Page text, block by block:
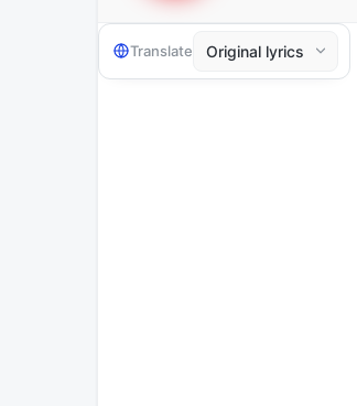
Translate